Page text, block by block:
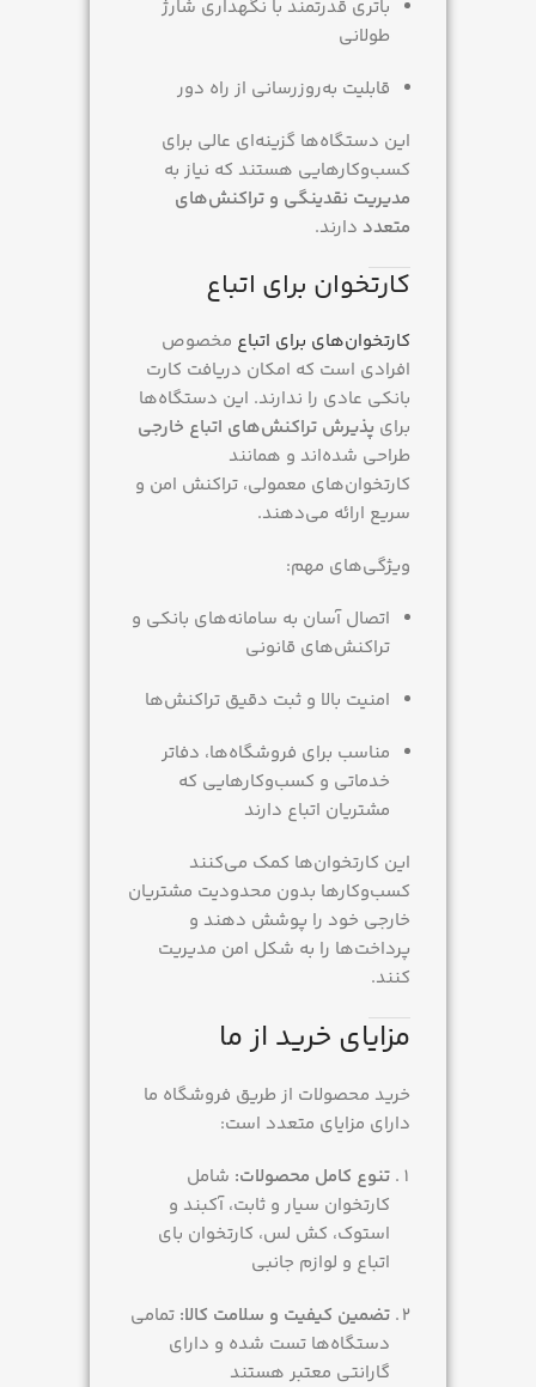
باتری قدرتمند با نگهداری شارژ
طولانی
قابلیت به‌روزرسانی از راه دور
این دستگاه‌ها گزینه‌ای عالی برای
کسب‌وکارهایی هستند که نیاز به
مدیریت نقدینگی و تراکنش‌های
متعدد دارند.
کارتخوان برای اتباع
کارتخوان‌های برای اتباع مخصوص
افرادی است که امکان دریافت کارت
بانکی عادی را ندارند. این دستگاه‌ها
برای پذیرش تراکنش‌های اتباع خارجی
طراحی شده‌اند و همانند
کارتخوان‌های معمولی، تراکنش امن و
سریع ارائه می‌دهند.
ویژگی‌های مهم:
اتصال آسان به سامانه‌های بانکی و
تراکنش‌های قانونی
امنیت بالا و ثبت دقیق تراکنش‌ها
مناسب برای فروشگاه‌ها، دفاتر
خدماتی و کسب‌وکارهایی که
مشتریان اتباع دارند
این کارتخوان‌ها کمک می‌کنند
کسب‌وکارها بدون محدودیت مشتریان
خارجی خود را پوشش دهند و
پرداخت‌ها را به شکل امن مدیریت
کنند.
مزایای خرید از ما
خرید محصولات از طریق فروشگاه ما
دارای مزایای متعدد است:
تنوع کامل محصولات: شامل
کارتخوان سیار و ثابت، آکبند و
استوک، کش لس، کارتخوان بای
اتباع و لوازم جانبی
تضمین کیفیت و سلامت کالا: تمامی
دستگاه‌ها تست شده و دارای
گارانتی معتبر هستند